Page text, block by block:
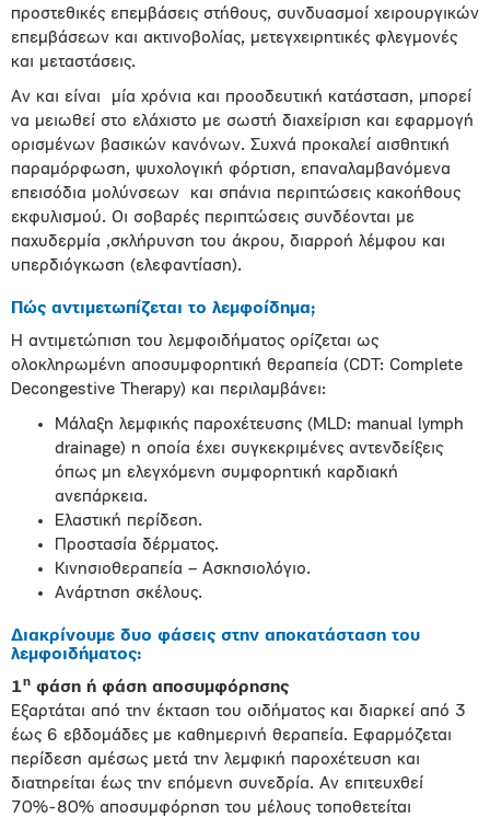
προστεθικές επεμβάσεις στήθους, συνδυασμοί χειρουργικών
επεμβάσεων και ακτινοβολίας, μετεγχειρητικές φλεγμονές
και μεταστάσεις.
Αν και είναι μία χρόνια και προοδευτική κατάσταση, μπορεί
να μειωθεί στο ελάχιστο με σωστή διαχείριση και εφαρμογή
ορισμένων βασικών κανόνων. Συχνά προκαλεί αισθητική
παραμόρφωση, ψυχολογική φόρτιση, επαναλαμβανόμενα
επεισόδια μολύνσεων και σπάνια περιπτώσεις κακοήθους
εκφυλισμού. Οι σοβαρές περιπτώσεις συνδέονται με
παχυδερμία ,σκλήρυνση του άκρου, διαρροή λέμφου και
υπερδιόγκωση (ελεφαντίαση).
Πώς αντιμετωπίζεται το λεμφοίδημα;
Η αντιμετώπιση του λεμφοιδήματος ορίζεται ως
ολοκληρωμένη αποσυμφορητική θεραπεία (CDT: Complete
Decongestive Therapy) και περιλαμβάνει:
Μάλαξη λεμφικής παροχέτευσης (MLD: manual lymph
drainage) η οποία έχει συγκεκριμένες αντενδείξεις
όπως μη ελεγχόμενη συμφορητική καρδιακή
ανεπάρκεια.
Eλαστική περίδεση.
Προστασία δέρματος.
Κινησιοθεραπεία – Ασκησιολόγιο.
Ανάρτηση σκέλους.
Διακρίνουμε δυο φάσεις στην αποκατάσταση του
λεμφοιδήματος:
1η φάση ή φάση αποσυμφόρησης
Εξαρτάται από την έκταση του οιδήματος και διαρκεί από 3
έως 6 εβδομάδες με καθημερινή θεραπεία. Εφαρμόζεται
περίδεση αμέσως μετά την λεμφική παροχέτευση και
διατηρείται έως την επόμενη συνεδρία. Αν επιτευχθεί
70%-80% αποσυμφόρηση του μέλους τοποθετείται